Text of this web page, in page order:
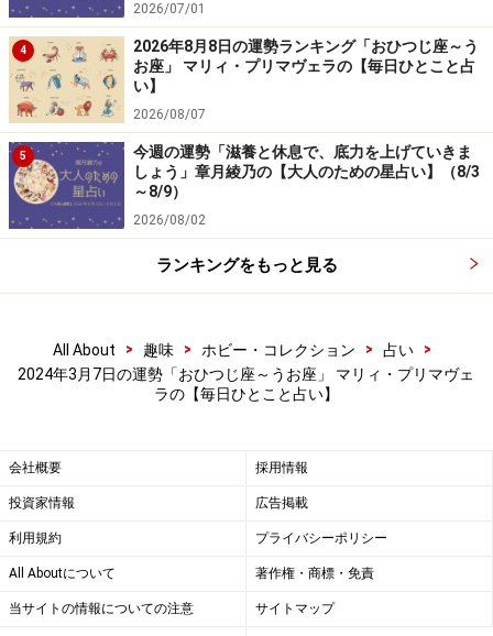
2024年3月7日の運勢「しし座」
親しい人と対立しそう。ただ、冷静に話し合えば運気は
＞【今週の運勢】はこちら
＞【2024年上半期の運勢】はこちら
おとめ座（8月23日～9月22日生まれ）
2026/07/01
4
2026年8月8日の運勢ランキング「おひつじ座～う
お座」 マリィ・プリマヴェラの【毎日ひとこと占
い】
2026/08/07
5
今週の運勢「滋養と休息で、底力を上げていきま
しょう」章月綾乃の【大人のための星占い】（8/3
～8/9）
2026/08/02
ランキングをもっと見る
All About > 趣味 > ホビー・コレクション > 占い
>
2024年3月7日の運勢「おひつじ座～うお座」 マリィ・プリマヴェ
ラの【毎日ひとこと占い】
会社概要 採用情報
投資家情報 広告掲載
利用規約 プライバシーポリシー
All Aboutについて 著作権・商標・免責
当サイトの情報についての注意 サイトマップ